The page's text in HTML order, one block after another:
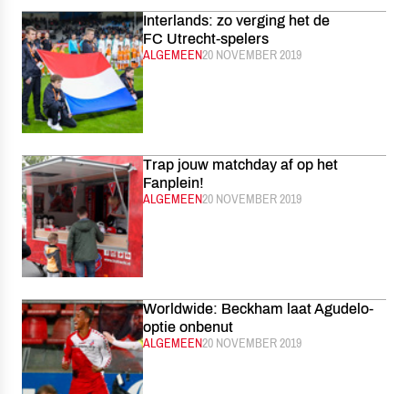
Interlands: zo verging het de
FC Utrecht-spelers
CATEGORIE:
ALGEMEENGEPUBLICEERD:
20 NOVEMBER 2019
Trap jouw matchday af op het
Fanplein!
CATEGORIE:
ALGEMEENGEPUBLICEERD:
20 NOVEMBER 2019
Worldwide: Beckham laat Agudelo-
optie onbenut
CATEGORIE:
ALGEMEENGEPUBLICEERD:
20 NOVEMBER 2019